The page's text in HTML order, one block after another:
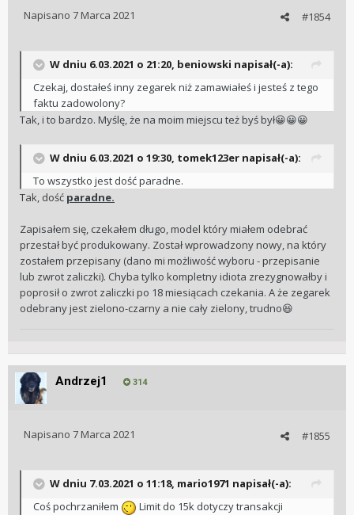
#1854
Napisano 7 Marca 2021
W dniu 6.03.2021 o 21:20, beniowski napisał(-a):
Czekaj, dostałeś inny zegarek niż zamawiałeś i jesteś z tego
faktu zadowolony?
Tak, i to bardzo. Myślę, że na moim miejscu też byś był😀😀😀
W dniu 6.03.2021 o 19:30, tomek123er napisał(-a):
To wszystko jest dość paradne.
Tak, dość paradne.
Zapisałem się, czekałem długo, model który miałem odebrać
przestał być produkowany. Został wprowadzony nowy, na który
zostałem przepisany (dano mi możliwość wyboru - przepisanie
lub zwrot zaliczki). Chyba tylko kompletny idiota zrezygnowałby i
poprosił o zwrot zaliczki po 18 miesiącach czekania. A że zegarek
odebrany jest zielono-czarny a nie cały zielony, trudno😆
Andrzej1 314
#1855
Napisano 7 Marca 2021
W dniu 7.03.2021 o 11:18, mario1971 napisał(-a):
Coś pochrzaniłem
Limit do 15k dotyczy transakcji